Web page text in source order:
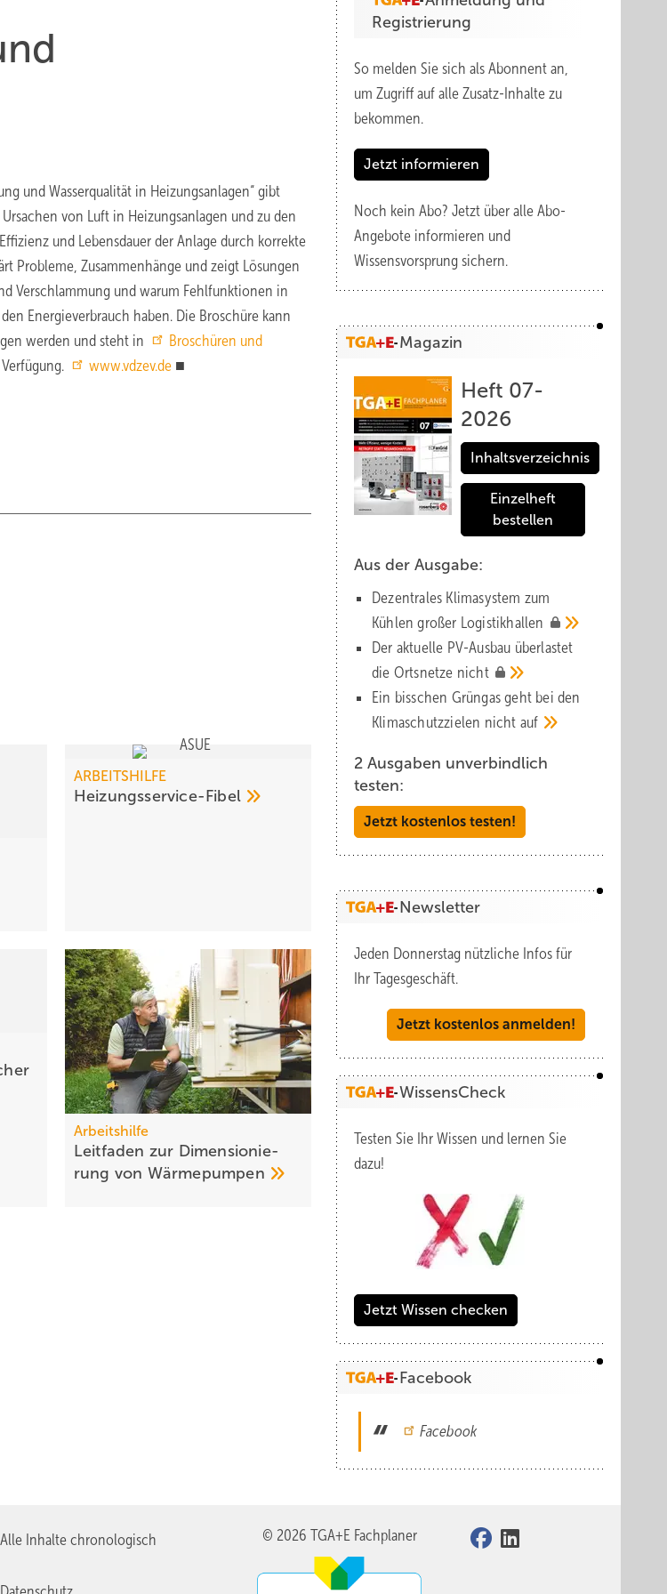
und Wasserqualität in Heizungsanlagen“ gibt
von Luft in Heizungsanlagen und zu den
und Lebensdauer der Anlage durch korrekte
Probleme, Zusammenhänge und zeigt Lösungen
Verschlammung und warum Fehlfunktionen in
Energieverbrauch haben. Die Broschüre kann
werden und steht in
Broschüren und
www.vdzev.de ■
ARBEITSHILFE
Heizungsservice-Fibel
Arbeitshilfe
Leitfaden zur Di­men­sio­nie­
rung von Wär­me­pum­pen
Registrierung
So melden Sie sich als Abonnent an,
um Zugriff auf alle Zusatz-Inhalte zu
bekommen.
Jetzt informieren
Noch kein Abo? Jetzt über alle Abo-
Angebote informieren und
Wissensvorsprung sichern.
Magazin
Heft 07-
2026
Inhaltsverzeichnis
Einzelheft
bestellen
Aus der Ausgabe:
Dezentrales Klimasystem zum
Kühlen großer Logistik­hallen
Der aktuelle PV-Ausbau über­lastet
die Orts­netze nicht
Ein bisschen Grüngas geht bei den
Klima­schutz­zielen nicht auf
2 Ausgaben unverbindlich
testen:
Jetzt kostenlos testen!
Newsletter
Jeden Donnerstag nützliche Infos für
Ihr Tagesgeschäft.
Jetzt kostenlos anmelden!
WissensCheck
Testen Sie Ihr Wissen und lernen Sie
dazu!
Jetzt Wissen checken
Facebook
Facebook
Alle Inhalte chronologisch © 2026 TGA+E Fachplaner